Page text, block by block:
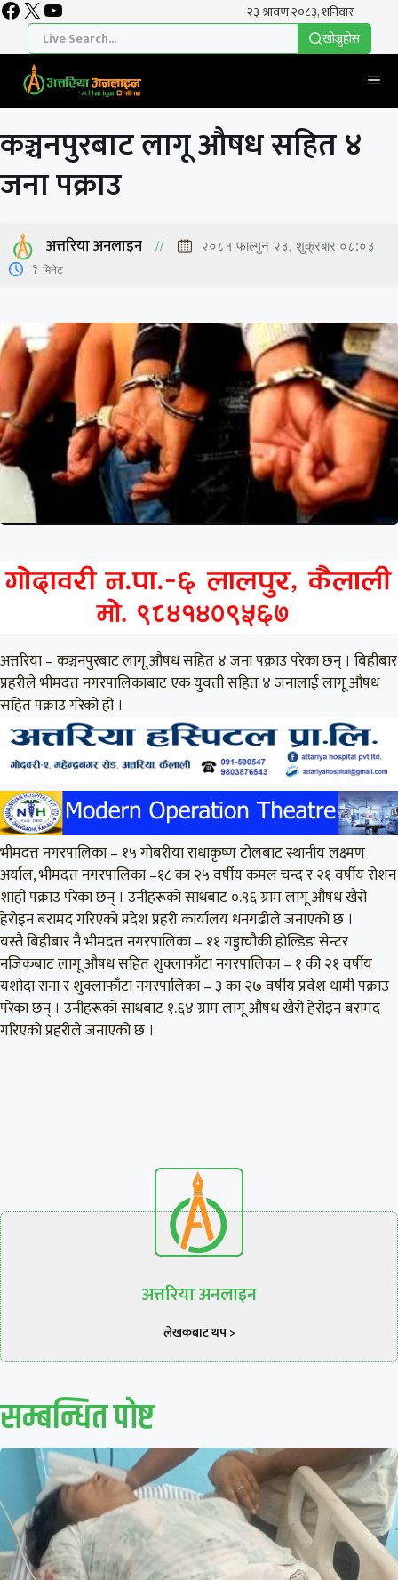
Skip
content
Facebook
X YouTube
खाेज्नुहाेस
कञ्चनपुरबाट लागू औषध सहित ४
जना पक्राउ
अत्तरिया अनलाइन २०८१ फाल्गुन २३, शुक्रबार ०८:०३
1 मिनेट
अत्तरिया – कञ्चनपुरबाट लागू औषध सहित ४ जना पक्राउ परेका छन् । बिहीबार
प्रहरीले भीमदत्त नगरपालिकाबाट एक युवती सहित ४ जनालाई लागू औषध
सहित पक्राउ गरेको हो ।
भीमदत्त नगरपालिका – १५ गोबरीया राधाकृष्ण टोलबाट स्थानीय लक्ष्मण
अर्याल, भीमदत्त नगरपालिका –१८ का २५ वर्षीय कमल चन्द र २१ वर्षीय रोशन
शाही पक्राउ परेका छन् । उनीहरूको साथबाट ०.९६ ग्राम लागू औषध खैरो
हेरोइन बरामद गरिएको प्रदेश प्रहरी कार्यालय धनगढीले जनाएको छ ।
यस्तै बिहीबार नै भीमदत्त नगरपालिका – ११ गड्डाचौकी होल्डिङ सेन्टर
नजिकबाट लागू औषध सहित शुक्लाफाँटा नगरपालिका – १ की २१ वर्षीय
यशोदा राना र शुक्लाफाँटा नगरपालिका – ३ का २७ वर्षीय प्रवेश धामी पक्राउ
परेका छन् । उनीहरूको साथबाट १.६४ ग्राम लागू औषध खैरो हेरोइन बरामद
गरिएको प्रहरीले जनाएको छ ।
अत्तरिया अनलाइन
लेखकबाट थप >
सम्बन्धित पाेष्ट